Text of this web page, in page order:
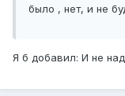
было , нет, и не
Я б добавил: И не